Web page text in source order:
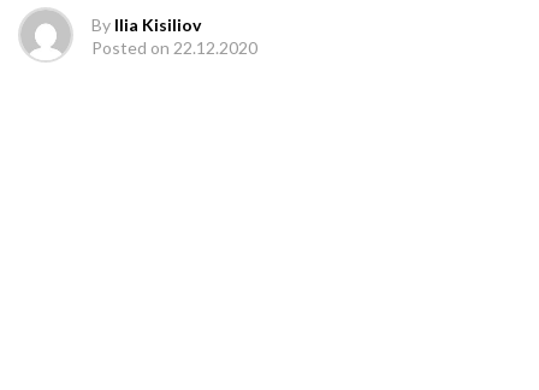
By Ilia Kisiliov
Posted on 22.12.2020